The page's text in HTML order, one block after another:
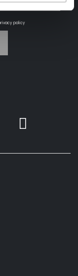
policy